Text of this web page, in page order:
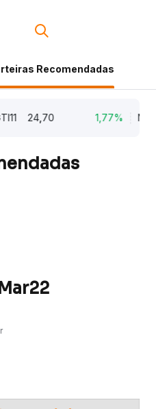
Recomendadas
24,70 1,77% NATU3